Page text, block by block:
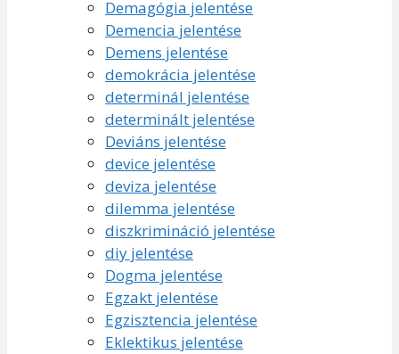
Demagógia jelentése
Demencia jelentése
Demens jelentése
demokrácia jelentése
determinál jelentése
determinált jelentése
Deviáns jelentése
device jelentése
deviza jelentése
dilemma jelentése
diszkrimináció jelentése
diy jelentése
Dogma jelentése
Egzakt jelentése
Egzisztencia jelentése
Eklektikus jelentése